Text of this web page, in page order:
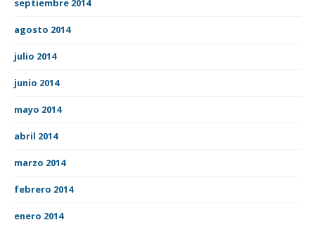
agosto 2014
julio 2014
junio 2014
mayo 2014
abril 2014
marzo 2014
febrero 2014
enero 2014